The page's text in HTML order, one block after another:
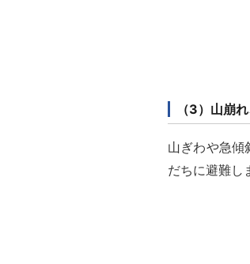
（3）山崩
山ぎわや急傾
だちに避難し